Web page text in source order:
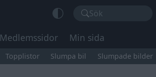
Sök
Medlemssidor Min sida
Topplistor Slumpa bil Slumpade bilder